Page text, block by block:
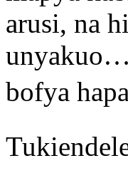
arusi, na
bofya